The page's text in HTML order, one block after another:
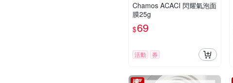
Chamos ACACI 閃耀氣泡面
膜25g
$69
活動 券